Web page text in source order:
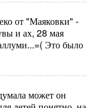
от "Маяковки" -
и ах, 28 мая
Это было
может он